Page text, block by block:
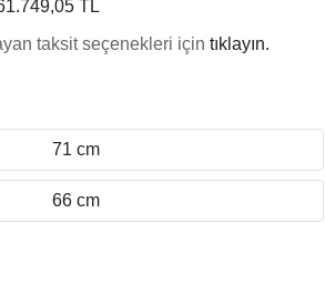
TL
taksit seçenekleri için tıklayın.
71 cm
66 cm